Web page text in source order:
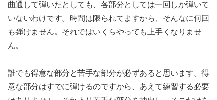
曲通して弾いたとしても、各部分としては一回しか弾いて
いないわけです。時間は限られてますから、そんなに何回
も弾けません。それではいくらやっても上手くなりませ
ん。
誰でも得意な部分と苦手な部分が必ずあると思います。得
意な部分はすでに弾けるのですから、あえて練習する必要